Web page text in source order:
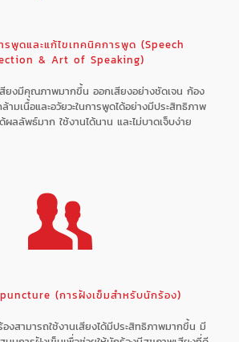
พูดและแก้ไขเทคนิคการพูด (Speech
& Art of Speaking)
สียงมีคุณภาพมากขึ้น ออกเสียงอย่างชัดเจน ก้อง
มเนื้อและอวัยวะในการพูดได้อย่างมีประสิทธิภาพ
ลลัพธ์มาก ใช้งานได้นาน และไม่บาดเจ็บง่าย
(การฝังเข็มสำหรับนักร้อง)
งสามารถใช้งานเสียงได้มีประสิทธิภาพมากขึ้น มี